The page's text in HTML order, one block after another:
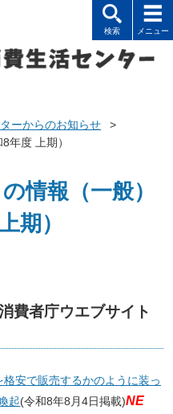
ーからのお知らせ
>
年度 上期）
情報（一般）
期）
費者庁ウエブサイト
安で販売するかのように装っ
起(令和8年8月4日掲載)NE